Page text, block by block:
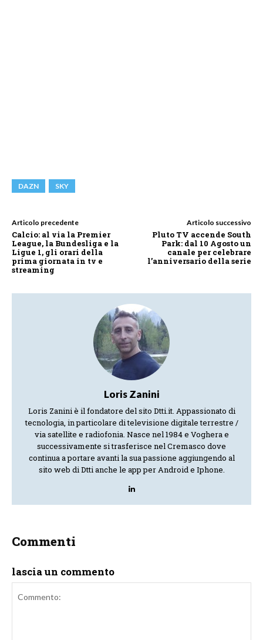
DAZN SKY
Articolo precedente
Calcio: al via la Premier
League, la Bundesliga e la
Ligue 1, gli orari della
prima giornata in tv e
streaming
Articolo successivo
Pluto TV accende South
Park: dal 10 Agosto un
canale per celebrare
l’anniversario della serie
Loris Zanini
Loris Zanini è il fondatore del sito Dtti.it. Appassionato di
tecnologia, in particolare di televisione digitale terrestre /
via satellite e radiofonia. Nasce nel 1984 e Voghera e
successivamente si trasferisce nel Cremasco dove
continua a portare avanti la sua passione aggiungendo al
sito web di Dtti anche le app per Android e Iphone.
Commenti
lascia un commento